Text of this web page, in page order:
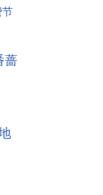
节
蔷